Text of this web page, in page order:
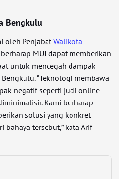
Bengkulu
oleh PenjabatWalikota
MUI dapat memberikan
untuk mencegah dampak
“Teknologi membawa
negatif seperti judi online
Kami berharap
solusi yang konkret
tersebut,” kata Arif